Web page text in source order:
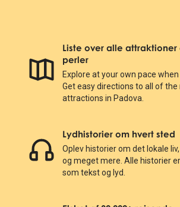
Liste over alle attraktioner
perler
Explore at your own pace
Get easy directions to all of the
attractions in Padova.
Lydhistorier om hvert sted
Oplev historier om det lokale
og meget mere. Alle historier
som tekst og lyd.